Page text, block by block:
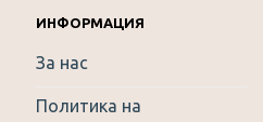
ИНФОРМАЦИЯ
За нас
Политика на